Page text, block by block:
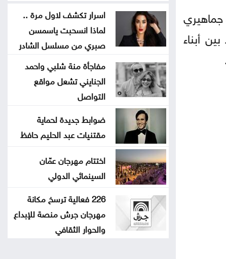
جماهيري
أبناء
اسرار تكشف لاول مرة ..
لماذا انسحبت ياسمسن
صبري من مسلسل الشادر
مفاجأة منة شلبي واحمد
الجنايني تشعل مواقع
التواصل
ضوابط جديدة لحماية
مقتنيات عبد الحليم حافظ
اختتام مهرجان عمّان
السينمائي الدولي
226 فعالية ترسخ مكانة
مهرجان جرش منصة للإبداع
والحوار الثقافي